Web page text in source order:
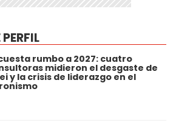
rumbo a 2027: cuatro
midieron el desgaste de
y la crisis de liderazgo en el